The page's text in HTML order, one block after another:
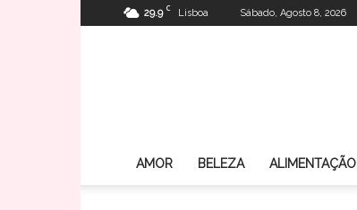
29.9 C Lisboa Sábado, Agosto 8, 2026
AMOR BELEZA ALIMENTAÇÃO